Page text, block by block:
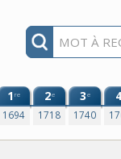
1re
1694
2e
1718
3e
1740
4